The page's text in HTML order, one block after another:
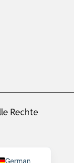
Rechte
German
Portuguese
French